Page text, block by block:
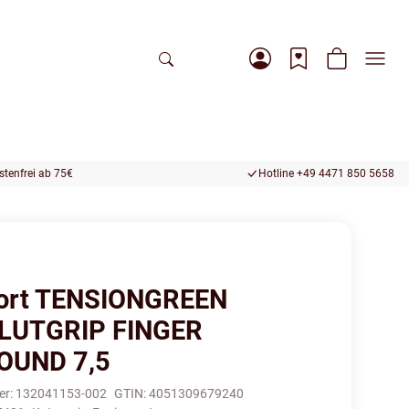
ab 75€ Hotline +49 4471 850 5658
TENSIONGREEN
FINGER
7,5
132041153-002 GTIN:4051309679240